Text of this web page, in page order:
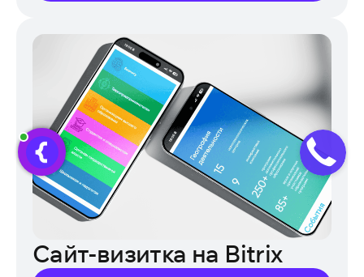
Сайт-визитка на Bitrix